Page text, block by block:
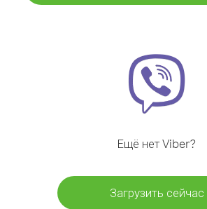
Ещё нет Viber?
Загрузить сейчас